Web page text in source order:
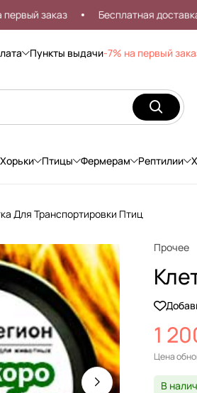
заказ Бесплатная доставка от
Пункты выдачи-7% на первый
Птицы Фермерам Рептилии
Для Транспортировки Птиц
Прочее
1
Цена
В